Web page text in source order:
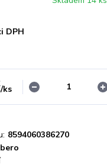
DPH
/ks
8594060386270